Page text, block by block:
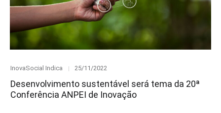
Category
InovaSocial Indica
Posted
25/11/2022
Desenvolvimento sustentável será tema da 20ª
Conferência ANPEI de Inovação